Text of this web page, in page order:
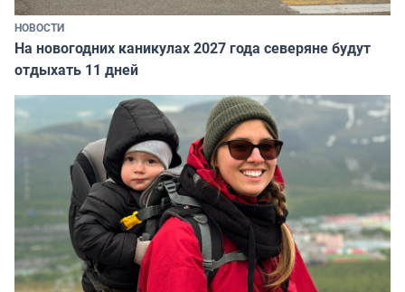
НОВОСТИ
На новогодних каникулах 2027 года северяне будут
отдыхать 11 дней